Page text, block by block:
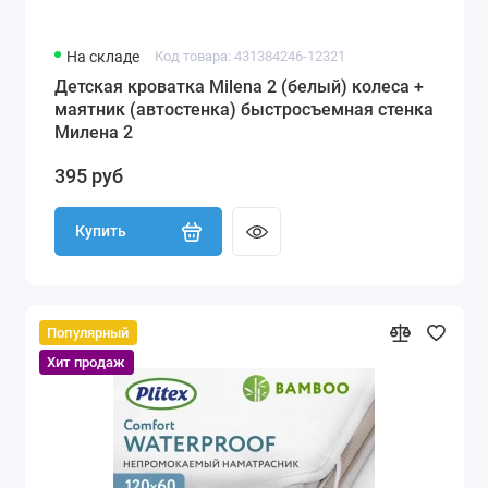
На складе Код товара: 431384246-12321
Детская кроватка Milena 2 (белый) колеса +
маятник (автостенка) быстросъемная стенка
Милена 2
395 руб
Купить
Популярный
Хит продаж